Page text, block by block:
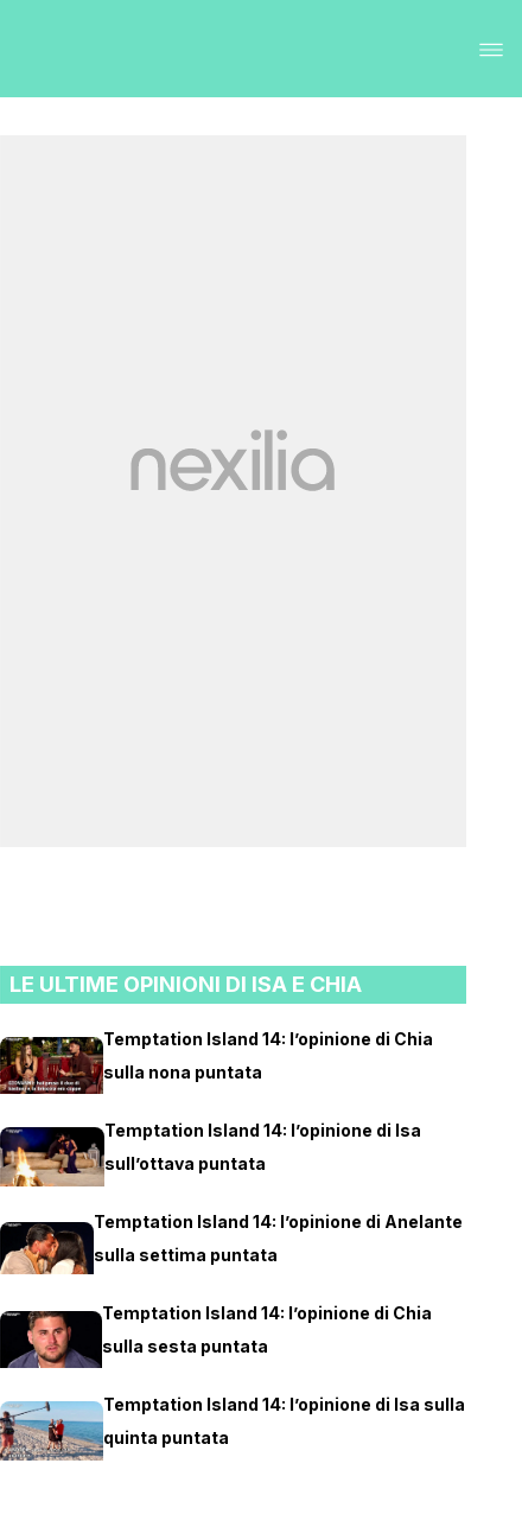
LE ULTIME OPINIONI DI ISA E CHIA
Temptation Island 14: l’opinione di Chia
sulla nona puntata
Temptation Island 14: l’opinione di Isa
sull’ottava puntata
Temptation Island 14: l’opinione di Anelante
sulla settima puntata
Temptation Island 14: l’opinione di Chia
sulla sesta puntata
Temptation Island 14: l’opinione di Isa sulla
quinta puntata